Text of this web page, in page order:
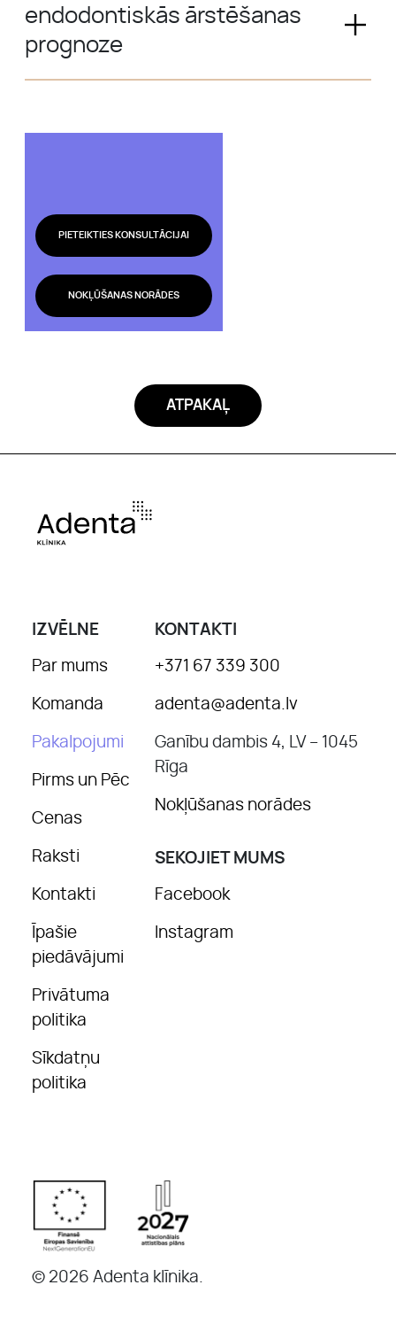
endodontiskās ārstēšanas
prognoze
PIETEIKTIES KONSULTĀCIJAI
NOKĻŪŠANAS NORĀDES
ATPAKAĻ
IZVĒLNE
Par mums
Komanda
Pakalpojumi
Pirms un Pēc
Cenas
Raksti
Kontakti
Īpašie
piedāvājumi
Privātuma
politika
Sīkdatņu
politika
KONTAKTI
+371 67 339 300
adenta@adenta.lv
Ganību dambis 4, LV – 1045
Rīga
Nokļūšanas norādes
SEKOJIET MUMS
Facebook
Instagram
© 2026 Adenta klīnika.